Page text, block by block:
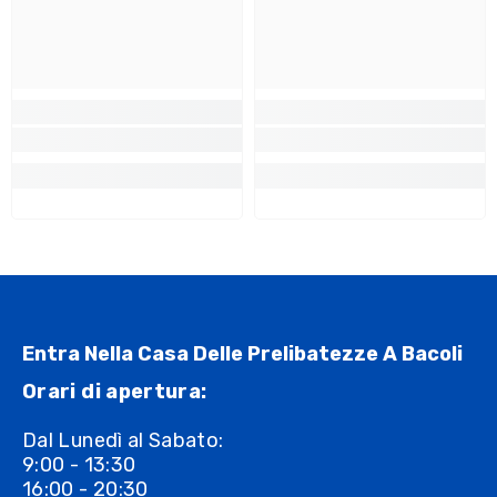
Entra Nella Casa Delle Prelibatezze A Bacoli
Orari di apertura:
Dal Lunedì al Sabato:
9:00 - 13:30
16:00 - 20:30